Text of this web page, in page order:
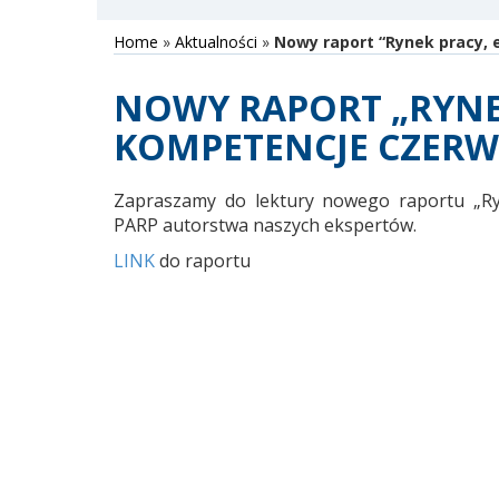
Home » Aktualności » Nowy raport “Rynek pracy,
NOWY RAPORT
KOMPETENCJE
Zapraszamy do lektury nowego raportu
PARP autorstwa naszych ekspertów.
LINKdo raportu